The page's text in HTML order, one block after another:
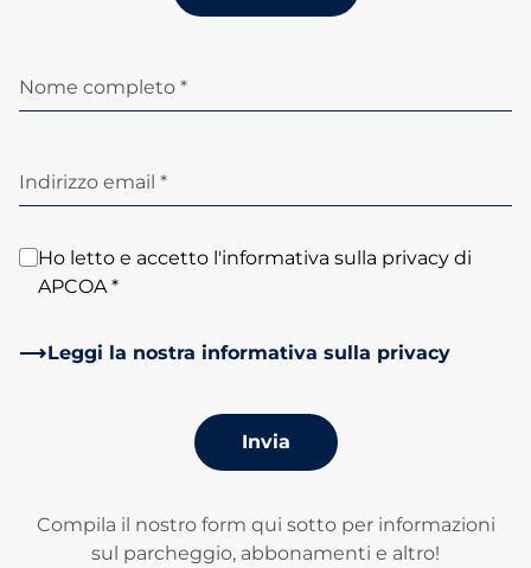
Nome completo *
Indirizzo email *
Ho letto e accetto l'informativa sulla privacy di
APCOA *
Leggi la nostra informativa sulla privacy
Invia
Compila il nostro form qui sotto per informazioni
sul parcheggio, abbonamenti e altro!